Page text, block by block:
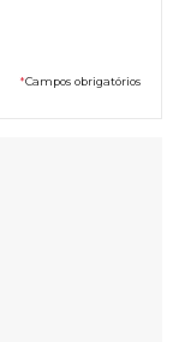
*Campos obrigatórios